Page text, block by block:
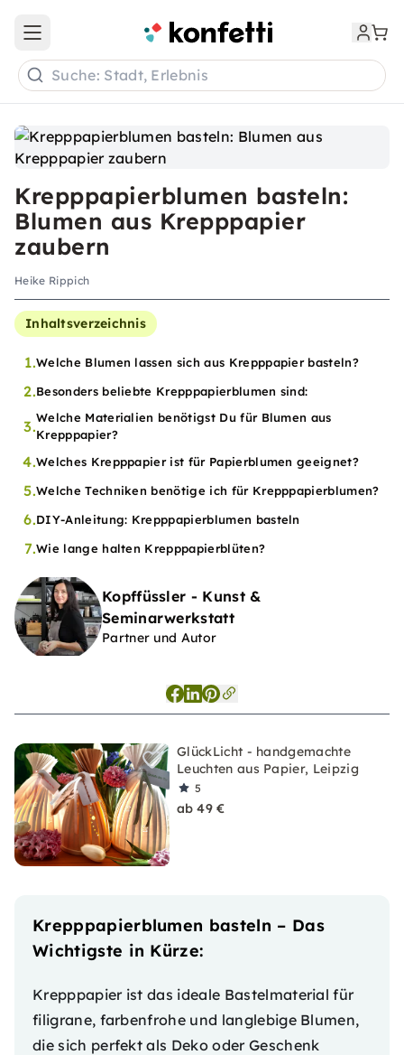
Krepppapierblumen basteln:
Blumen aus Krepppapier
zaubern
Heike Rippich
Inhaltsverzeichnis
1.Welche Blumen lassen sich aus Krepppapier basteln?
2.Besonders beliebte Krepppapierblumen sind:
3.Welche Materialien benötigst Du für Blumen aus
Krepppapier?
4.Welches Krepppapier ist für Papierblumen geeignet?
5.Welche Techniken benötige ich für Krepppapierblumen?
6.DIY-Anleitung: Krepppapierblumen basteln
7.Wie lange halten Krepppapierblüten?
Kopffüssler - Kunst &
Seminarwerkstatt
Partner und Autor
GlückLicht - handgemachte
Leuchten aus Papier, Leipzig
5
ab 49 €
Krepppapierblumen basteln – Das
Wichtigste in Kürze:
Krepppapier ist das ideale Bastelmaterial für
filigrane, farbenfrohe und langlebige Blumen,
die sich perfekt als Deko oder Geschenk
Open main menu
Suche: Stadt, Erlebnis